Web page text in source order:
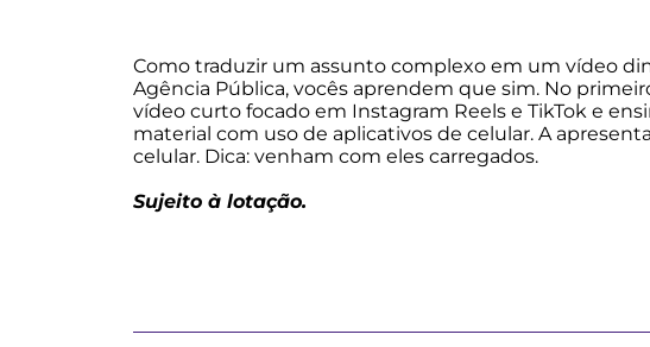
Como traduzir um assunto complexo em um vídeo
Agência Pública, vocês aprendem que sim. No
vídeo curto focado em Instagram Reels e TikTok e
material com uso de aplicativos de celular. A
celular. Dica: venham com eles carregados.
Sujeito à lotação.